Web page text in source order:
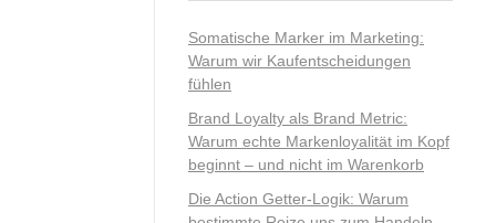
Somatische Marker im Marketing:
Warum wir Kaufentscheidungen
fühlen
Brand Loyalty als Brand Metric:
Warum echte Markenloyalität im Kopf
beginnt – und nicht im Warenkorb
Die Action Getter-Logik: Warum